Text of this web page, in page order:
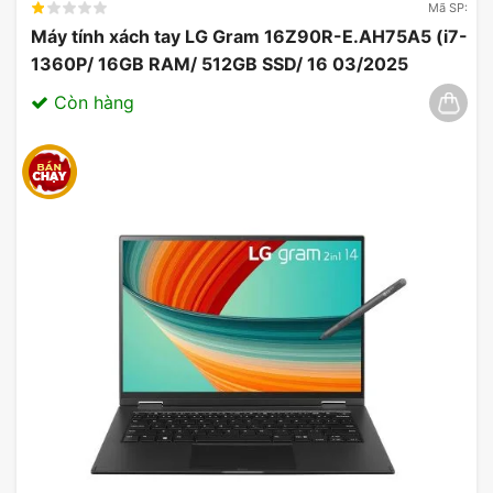
Thời gian pin & hiệu suất toàn diện: Trải
nghiệm & chứng thực của người dùng
Thời gian pin là một yếu tố quan trọng khi lựa
chọn laptop, vàLenovo IdeaPad Slim 5 14Q8X9
không làm người dùng thất vọng. Với pin có thể
Mã SP:
Máy tính xách tay LG Gram 16Z90R-E.AH75A5 (i7-
1360P/ 16GB RAM/ 512GB SSD/ 16 03/2025
Còn hàng